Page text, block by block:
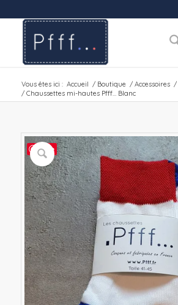
Vous êtes ici : Accueil / Boutique / Accessoires /
/ Chaussettes mi-hautes Pfff… Blanc
Save